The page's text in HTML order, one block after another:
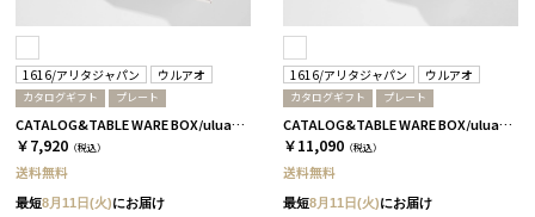
1616/アリタジャパン ウルアオ
カタログギフト プレート
CATALOG&TABLE WARE BOX/uluao/パレスプレート160 2枚セット/全5種 アウレリアーナ
￥7,920 （税込）
送料無料
最短8月11日(火)にお届け
1616/アリタジャパン ウルアオ
カタログギフト プレート
CATALOG&TABLE WARE BOX/uluao/パレスプレート220 2枚セット/全5種 アウレリアーナ
￥11,090 （税込）
送料無料
最短8月11日(火)にお届け